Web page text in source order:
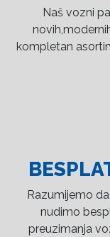
Naš vozni
kompletan
Razumijemo
nudimo
preuzimanja